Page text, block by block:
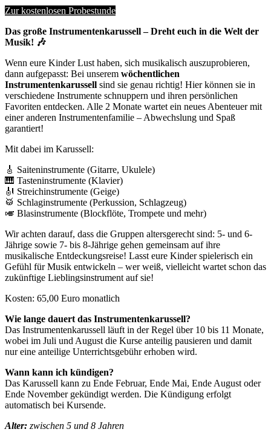
Zur kostenlosen Probestunde
Das große Instrumentenkarussell – Dreht euch in die Welt der
Musik! 🎶
Wenn eure Kinder Lust haben, sich musikalisch auszuprobieren,
dann aufgepasst: Bei unserem wöchentlichen
Instrumentenkarussell sind sie genau richtig! Hier können sie in
verschiedene Instrumente schnuppern und ihren persönlichen
Favoriten entdecken. Alle 2 Monate wartet ein neues Abenteuer mit
einer anderen Instrumentenfamilie – Abwechslung und Spaß
garantiert!
Mit dabei im Karussell:
🎸 Saiteninstrumente (Gitarre, Ukulele)
🎹 Tasteninstrumente (Klavier)
🎻 Streichinstrumente (Geige)
🥁 Schlaginstrumente (Perkussion, Schlagzeug)
🎺 Blasinstrumente (Blockflöte, Trompete und mehr)
Wir achten darauf, dass die Gruppen altersgerecht sind: 5- und 6-
Jährige sowie 7- bis 8-Jährige gehen gemeinsam auf ihre
musikalische Entdeckungsreise! Lasst eure Kinder spielerisch ein
Gefühl für Musik entwickeln – wer weiß, vielleicht wartet schon das
zukünftige Lieblingsinstrument auf sie!
Kosten: 65,00 Euro monatlich
Wie lange dauert das Instrumentenkarussell?
Das Instrumentenkarussell läuft in der Regel über 10 bis 11 Monate,
wobei im Juli und August die Kurse anteilig pausieren und damit
nur eine anteilige Unterrichtsgebühr erhoben wird.
Wann kann ich kündigen?
Das Karussell kann zu Ende Februar, Ende Mai, Ende August oder
Ende November gekündigt werden. Die Kündigung erfolgt
automatisch bei Kursende.
Alter: zwischen 5 und 8 Jahren